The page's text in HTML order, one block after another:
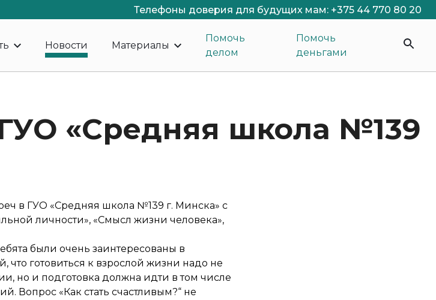
Телефоны доверия для будущих мам: +375 44 770 80 20
Новости Материалы
Помочь
делом
Помочь
деньгами
«Средняя школа №139
в ГУО «Средняя школа №139 г. Минска» с
личности», «Смысл жизни человека»,
были очень заинтересованы в
готовиться к взрослой жизни надо не
но и подготовка должна идти в том числе
Вопрос «Как стать счастливым?“ не